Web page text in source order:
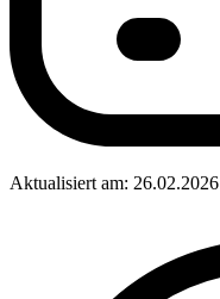
Aktualisiert am: 26.02.2026